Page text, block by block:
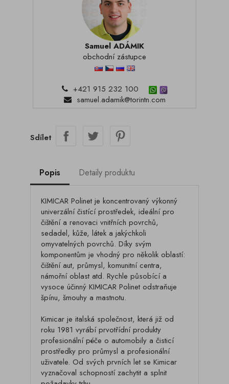
Samuel ADÁMIK
obchodní zástupce
+421 915 232 100
samuel.adamik@torintn.com
Sdílet
Popis Detaily produktu
KIMICAR Polinet je koncentrovaný výkonný
univerzální čistící prostředek, ideální pro
čištění a renovaci vnitřních povrchů,
sedadel, kůže, látek a jakýchkoli
omyvatelných povrchů. Díky svým
komponentům je vhodný pro několik oblastí:
čištění aut, průmysl, komunitní centra,
námořní oblast atd. Rychle působící a
vysoce účinný KIMICAR Polinet odstraňuje
špínu, šmouhy a mastnotu.
Kimicar je italská společnost, která již od
roku 1981 vyrábí prvotřídní produkty
profesionální péče o automobily a čisticí
prostředky pro průmysl a profesionální
uživatele. Od svých prvních let se Kimicar
vyznačoval schopností zachytit a splnit